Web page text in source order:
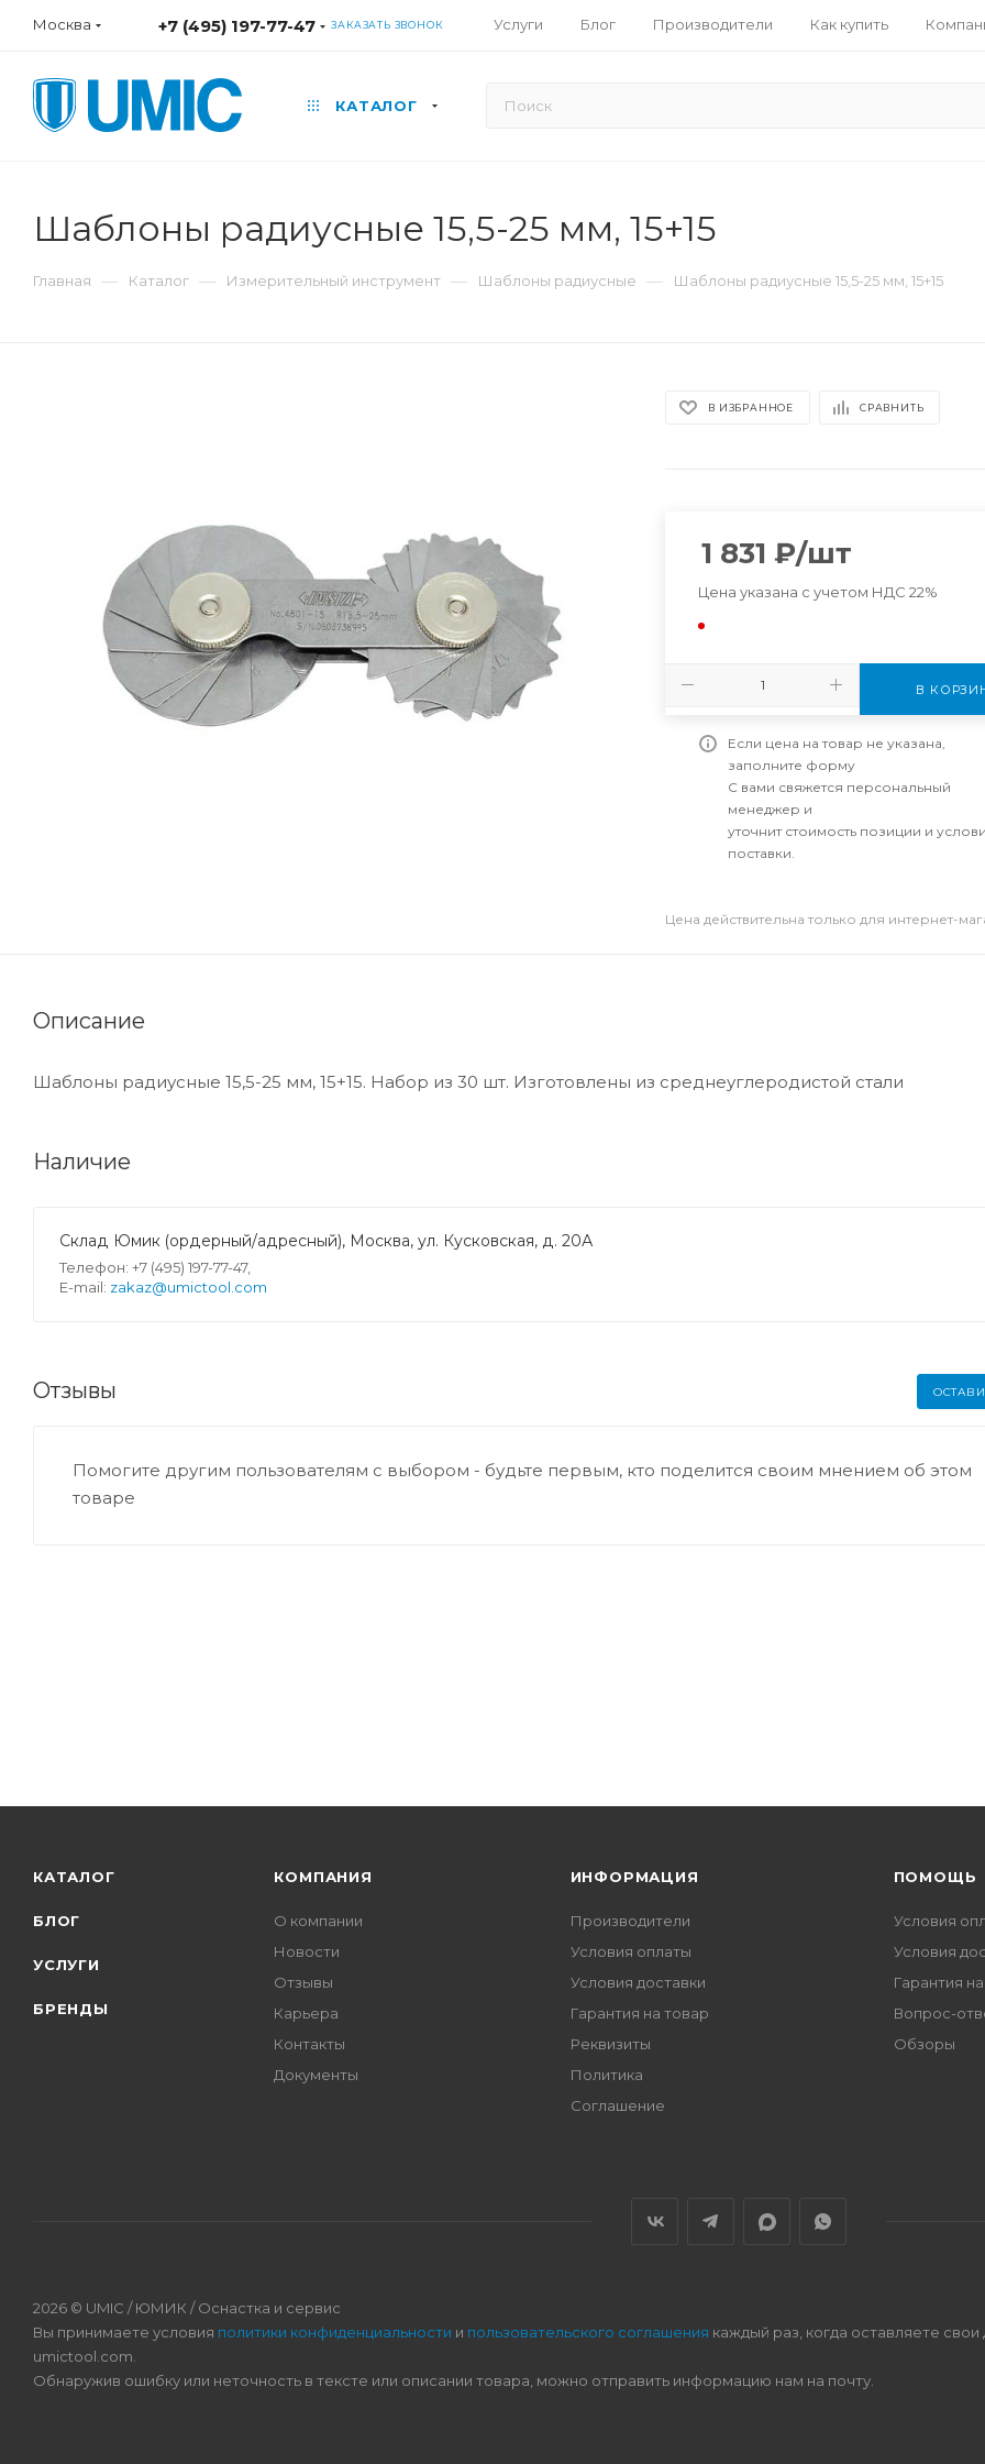
Москва +7 (495) 197-77-47 ЗАКАЗАТЬ ЗВОНОК Услуги Блог Производители Как купить
КАТАЛОГ
Шаблоны радиусные 15,5-25 мм, 15+15
Главная — Каталог — Измерительный инструмент — Шаблоны радиусные — Шаблоны радиусные 15,5-25 мм, 15+15
В ИЗБРАННОЕ СРАВНИТЬ
1 831 ₽/шт
Цена указана с учетом НДС 22%
В
Если цена на товар не указана,
заполните форму
С вами свяжется персональный
менеджер и
уточнит стоимость позиции и
поставки.
Цена действительна только для интернет-
Описание
Шаблоны радиусные 15,5-25 мм, 15+15. Набор из 30 шт. Изготовлены из среднеуглеродистой стали
Наличие
Склад Юмик (ордерный/адресный), Москва, ул. Кусковская, д. 20А
Телефон: +7 (495) 197-77-47,
E-mail: zakaz@umictool.com
Отзывы
Помогите другим пользователям с выбором - будьте первым, кто поделится своим мнением об этом
товаре
КАТАЛОГ
БЛОГ
УСЛУГИ
БРЕНДЫ
КОМПАНИЯ
О компании
Новости
Отзывы
Карьера
Контакты
Документы
ИНФОРМАЦИЯ
Производители
Условия оплаты
Условия доставки
Гарантия на товар
Реквизиты
Политика
Соглашение
ПОМОЩЬ
Условия
Условия
Гарантия
Вопрос-
Обзоры
2026 © UMIC / ЮМИК / Оснастка и сервис
Вы принимаете условия политики конфиденциальности и пользовательского соглашения каждый раз, когда оставляете
umictool.com.
Обнаружив ошибку или неточность в тексте или описании товара, можно отправить информацию нам на почту.